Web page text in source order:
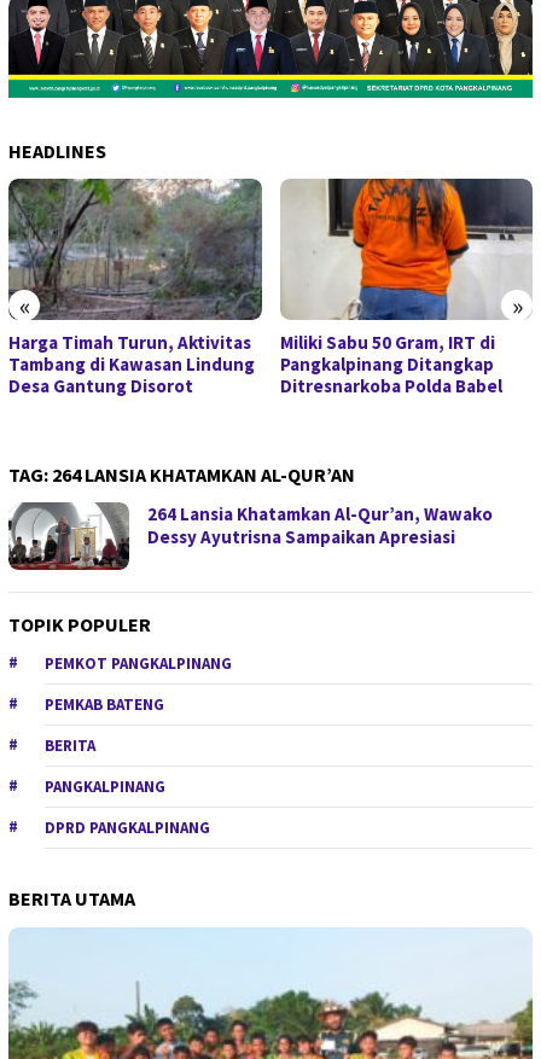
HEADLINES
« »
Harga Timah Turun, Aktivitas
Tambang di Kawasan Lindung
Desa Gantung Disorot
Miliki Sabu 50 Gram, IRT di
Pangkalpinang Ditangkap
Ditresnarkoba Polda Babel
TAG: 264 LANSIA KHATAMKAN AL-QUR’AN
264 Lansia Khatamkan Al-Qur’an, Wawako
Dessy Ayutrisna Sampaikan Apresiasi
TOPIK POPULER
PEMKOT PANGKALPINANG
PEMKAB BATENG
BERITA
PANGKALPINANG
DPRD PANGKALPINANG
BERITA UTAMA